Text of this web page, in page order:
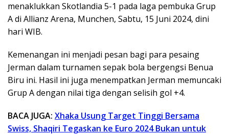
menaklukkan Skotlandia 5-1 pada laga pembuka Grup
A di Allianz Arena, Munchen, Sabtu, 15 Juni 2024, dini
hari WIB.
Kemenangan ini menjadi pesan bagi para pesaing
Jerman dalam turnamen sepak bola bergengsi Benua
Biru ini. Hasil ini juga menempatkan Jerman memuncaki
Grup A dengan nilai tiga dengan selisih gol +4.
BACA JUGA: Xhaka Usung Target Tinggi Bersama
Swiss, Shaqiri Tegaskan ke Euro 2024 Bukan untuk